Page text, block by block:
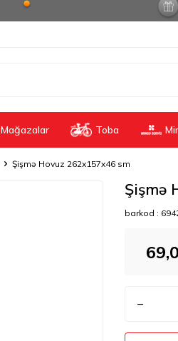
Mağazalar Toba
Şişmə Hovuz 262x157x46 sm
Şişmə
barkod :